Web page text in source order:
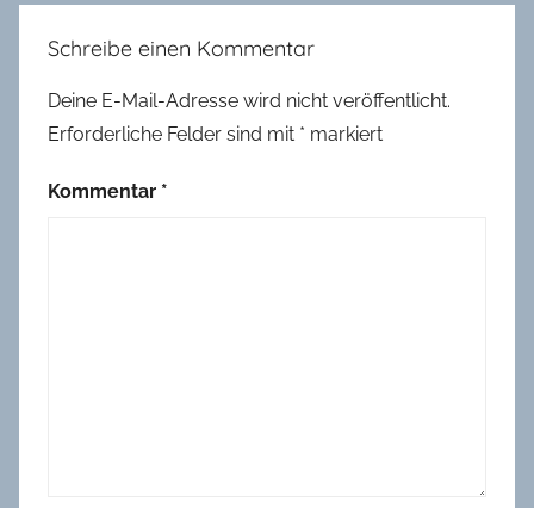
b
2
1
Schreibe einen Kommentar
Deine E-Mail-Adresse wird nicht veröffentlicht.
Erforderliche Felder sind mit * markiert
Kommentar *